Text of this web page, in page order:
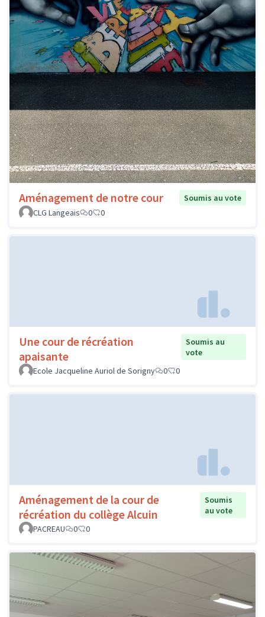
Aménagement de notre cour
Soumis au vote
CLG Langeais
0 0
Une cour de récréation
apaisante
Soumis au
vote
Ecole Jacqueline Auriol de Sorigny
0 0
Aménagement de la cour de
récréation du collège Alcuin
Soumis
au vote
PACREAU
0 0